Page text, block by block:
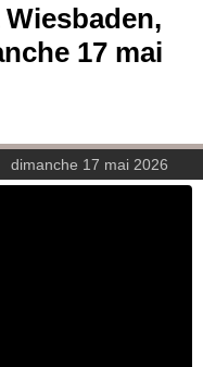
17 mai
dimanche 17 mai 2026